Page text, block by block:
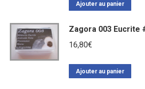
Ajouter au panier
Zagora 003 Eucrite
16,80€
Ajouter au panier